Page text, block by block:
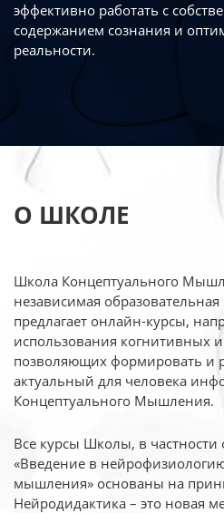
эффективно работать с
содержанием сознания и
реальности.
О ШКОЛЕ
Школа Концептуального
независимая
предлагает онлайн-курсы,
использования когнитивных
позволяющих формировать и
актуальный для человека
Концептуального Мышления.
Все курсы Школы, в частности
«Введение в
мышления» основаны на
Нейродидактика – это новая